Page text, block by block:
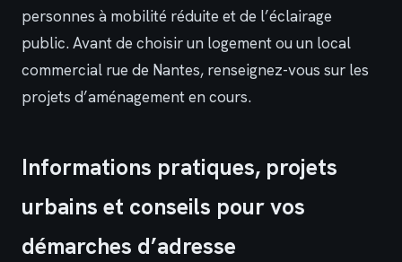
personnes à mobilité réduite et de l’éclairage
public. Avant de choisir un logement ou un local
commercial rue de Nantes, renseignez-vous sur les
projets d’aménagement en cours.
Informations pratiques, projets
urbains et conseils pour vos
démarches d’adresse